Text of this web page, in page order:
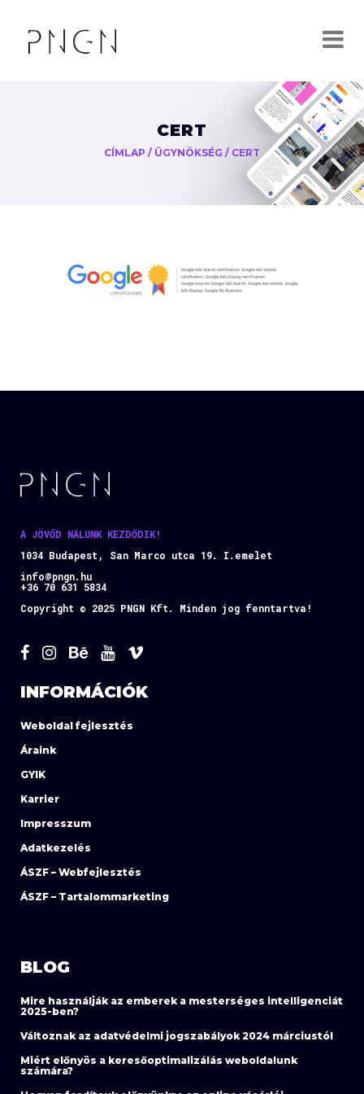
CERT
CÍMLAP / ÜGYNÖKSÉG / CERT
A JÖVŐD NÁLUNK KEZDŐDIK!
1034 Budapest, San Marco utca 19. I.emelet
info@pngn.hu
+36 70 631 5834
Copyright © 2025 PNGN Kft. Minden jog fenntartva!
INFORMÁCIÓK
Weboldal fejlesztés
Áraink
GYIK
Karrier
Impresszum
Adatkezelés
ÁSZF – Webfejlesztés
ÁSZF – Tartalommarketing
BLOG
Mire használják az emberek a mesterséges intelligenciát
2025-ben?
Változnak az adatvédelmi jogszabályok 2024 márciustól
Miért előnyös a keresőoptimalizálás weboldalunk
számára?